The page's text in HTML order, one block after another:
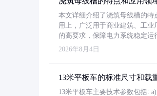
本文详细介绍了浇筑母线槽的
用上，广泛用于商业建筑、工
的高要求，保障电力系统稳定运
2026年8月4日
13米平板车的标准尺寸和载
13米平板车主要技术参数包括: